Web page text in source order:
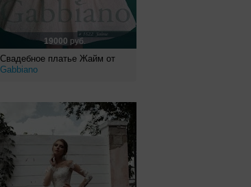
19000 руб.
Свадебное платье Жайм от
Gabbiano